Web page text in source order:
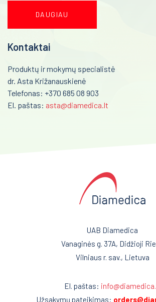
DAUGIAU
Kontaktai
Produktų ir mokymų specialistė
dr. Asta Križanauskienė
Telefonas: +370 685 08 903
El. paštas: asta@diamedica.lt
UAB Diamedica
Vanaginės g. 37A, Didžioji
Vilniaus r. sav., Lietuva
El. paštas:
Užsakymų pateikimas: